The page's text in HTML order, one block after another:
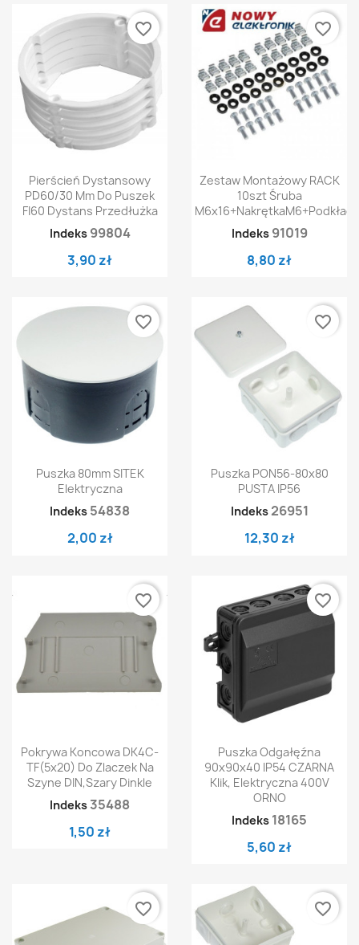
Pierścień Dystansowy
PD60/30 Mm Do Puszek
FI60 Dystans Przedłużka
Indeks 99804
3,90 zł
favorite_border
Zestaw Montażowy RACK
10szt Śruba
Indeks 91019
8,80 zł
favorite_border
Puszka 80mm SITEK
Elektryczna
Indeks 54838
2,00 zł
favorite_border
Puszka PON56-80x80
PUSTA IP56
Indeks 26951
12,30 zł
favorite_border
Pokrywa Koncowa DK4C-
TF(5x20) Do Zlaczek Na
Szyne DIN,szary Dinkle
Indeks 35488
1,50 zł
favorite_border
Puszka Odgałęźna
90x90x40 IP54 CZARNA
Klik, Elektryczna 400V
ORNO
Indeks 18165
5,60 zł
favorite_border
favorite_border favorite_border